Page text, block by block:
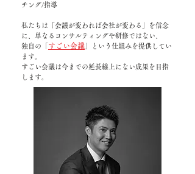
チング/指導
私たちは「会議が変われば会社が変わる」を信念
に、単なるコンサルティングや研修ではない、
独自の「 すごい会議 」という仕組みを提供してい
ます。
すごい会議は今までの延長線上にない成果を目指
します。